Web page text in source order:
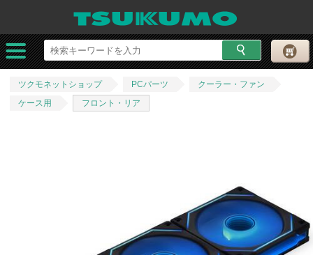
ツクモネットショップ PCパーツ
クーラー・ファン
ケース用
フロント・リア